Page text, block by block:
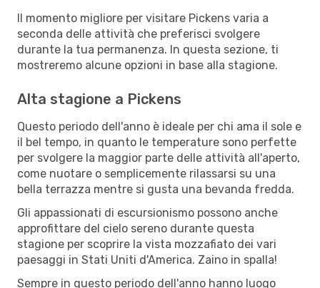
Il momento migliore per visitare Pickens varia a
seconda delle attività che preferisci svolgere
durante la tua permanenza. In questa sezione, ti
mostreremo alcune opzioni in base alla stagione.
Alta stagione a Pickens
Questo periodo dell'anno è ideale per chi ama il sole e
il bel tempo, in quanto le temperature sono perfette
per svolgere la maggior parte delle attività all'aperto,
come nuotare o semplicemente rilassarsi su una
bella terrazza mentre si gusta una bevanda fredda.
Gli appassionati di escursionismo possono anche
approfittare del cielo sereno durante questa
stagione per scoprire la vista mozzafiato dei vari
paesaggi in Stati Uniti d'America. Zaino in spalla!
Sempre in questo periodo dell'anno hanno luogo